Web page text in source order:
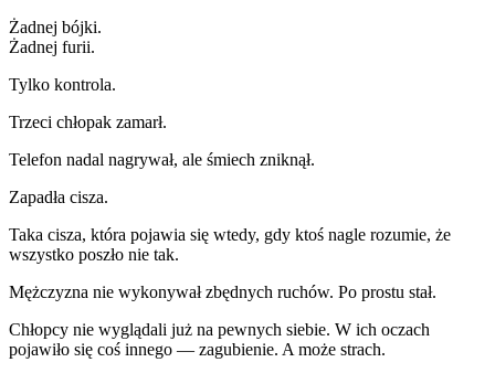
Żadnej bójki.
Żadnej furii.
Tylko kontrola.
Trzeci chłopak zamarł.
Telefon nadal nagrywał, ale śmiech zniknął.
Zapadła cisza.
Taka cisza, która pojawia się wtedy, gdy ktoś nagle rozumie, że
wszystko poszło nie tak.
Mężczyzna nie wykonywał zbędnych ruchów. Po prostu stał.
Chłopcy nie wyglądali już na pewnych siebie. W ich oczach
pojawiło się coś innego — zagubienie. A może strach.